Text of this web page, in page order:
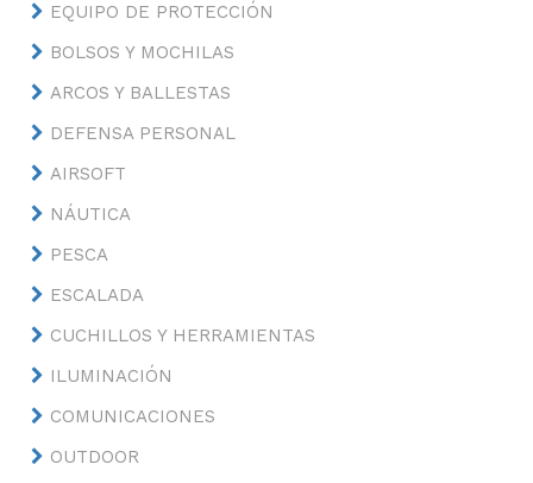
EQUIPO DE PROTECCIÓN
BOLSOS Y MOCHILAS
ARCOS Y BALLESTAS
DEFENSA PERSONAL
AIRSOFT
NÁUTICA
PESCA
ESCALADA
CUCHILLOS Y HERRAMIENTAS
ILUMINACIÓN
COMUNICACIONES
OUTDOOR